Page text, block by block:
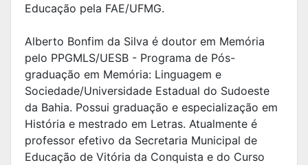
Educação pela FAE/UFMG.
Alberto Bonfim da Silva é doutor em Memória
pelo PPGMLS/UESB - Programa de Pós-
graduação em Memória: Linguagem e
Sociedade/Universidade Estadual do Sudoeste
da Bahia. Possui graduação e especialização em
História e mestrado em Letras. Atualmente é
professor efetivo da Secretaria Municipal de
Educação de Vitória da Conquista e do Curso